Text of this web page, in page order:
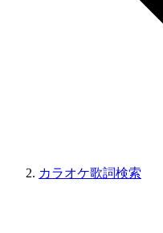
カラオケ歌詞検索